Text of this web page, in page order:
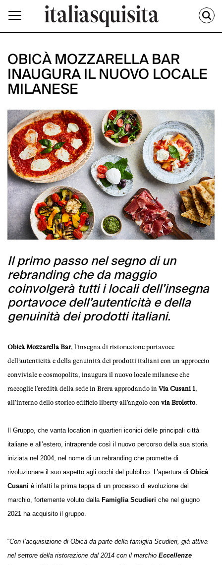
OBICÀ MOZZARELLA BAR
INAUGURA IL NUOVO LOCALE
MILANESE
Il primo passo nel segno di un
rebranding che da maggio
coinvolgerà tutti i locali dell’insegna
portavoce dell’autenticità e della
genuinità dei prodotti italiani.
Obicà Mozzarella Bar, l’insegna di ristorazione portavoce
dell’autenticità e della genuinità dei prodotti italiani con un approccio
conviviale e cosmopolita, inaugura il nuovo locale milanese che
raccoglie l’eredità della sede in Brera approdando in Via Cusani 1,
all’interno dello storico edificio liberty all’angolo con via Broletto.
Il Gruppo, che vanta location in quartieri iconici delle principali città
italiane e all’estero, intraprende così il nuovo percorso della sua storia
iniziata nel 2004, nel nome di un rebranding che promette di
rivoluzionare il suo aspetto agli occhi del pubblico. L’apertura di Obicà
Cusani è infatti la prima tappa di un processo di evoluzione del
marchio, fortemente voluto dalla Famiglia Scudieri che nel giugno
2021 ha acquisito il gruppo.
“Con l’acquisizione di Obicà da parte della famiglia Scudieri, già attiva
nel settore della ristorazione dal 2014 con il marchio Eccellenze